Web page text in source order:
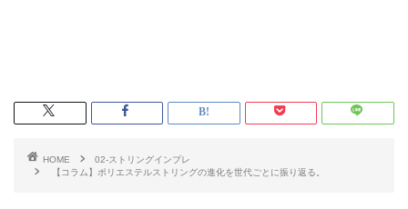
HOME
02-ストリングインプレ
【コラム】ポリエステルストリングの進化を世代ごとに振り返る。